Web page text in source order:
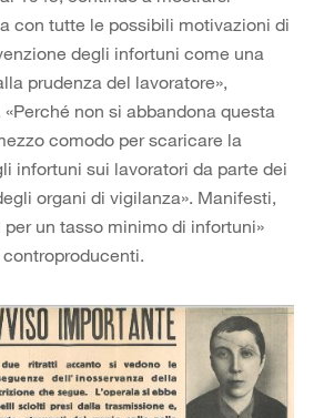
con tutte le possibili motivazioni di
degli infortuni come una
prudenza del lavoratore»,
non si abbandona questa
comodo per scaricare la
infortuni sui lavoratori da parte dei
organi di vigilanza». Manifesti,
un tasso minimo di infortuni»